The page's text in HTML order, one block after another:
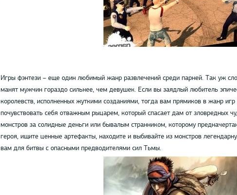
Игры фэнтези – еще один любимый жанр развлечений среди парней. Так уж
манят мужчин гораздо сильнее, чем девушек. Если вы заядлый любитель
королевств, исполненных жуткими созданиями, тогда вам прямиков в жанр
почувствовать себя отважным рыцарем, который спасает дам от зловредных
монстров за солидные деньги или бывалым странником, которому
героя, ищите ценные артефакты, находите и выбивайте из монстров
вам для битвы с опасными предводителями сил Тьмы.